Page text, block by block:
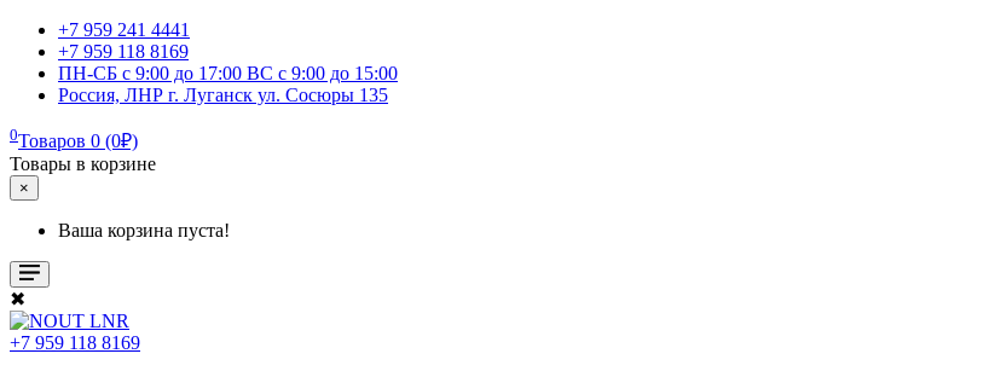
+7 959 241 4441
+7 959 118 8169
ПН-СБ с 9:00 до 17:00 ВС с 9:00 до 15:00
Россия, ЛНР г. Луганск ул. Сосюры 135
0Товаров 0 (0₽)
Товары в корзине
×
Ваша корзина пуста!
✖
+7 959 118 8169